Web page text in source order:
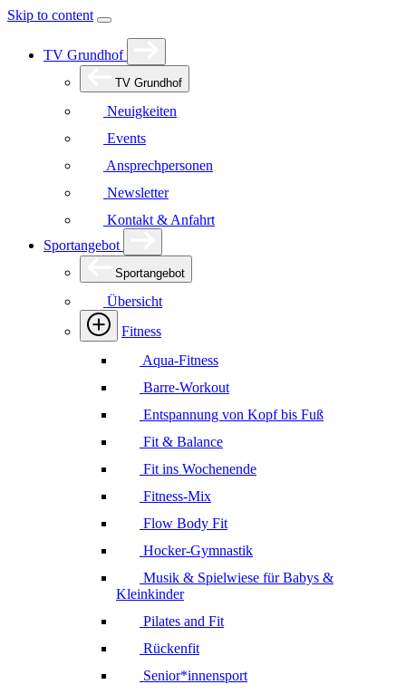
Skip to content
TV Grundhof
TV Grundhof
Neuigkeiten
Events
Ansprechpersonen
Newsletter
Kontakt & Anfahrt
Sportangebot
Sportangebot
Übersicht
Fitness
Aqua-Fitness
Barre-Workout
Entspannung von Kopf bis Fuß
Fit & Balance
Fit ins Wochenende
Fitness-Mix
Flow Body Fit
Hocker-Gymnastik
Musik & Spielwiese für Babys &
Kleinkinder
Pilates and Fit
Rückenfit
Senior*innensport